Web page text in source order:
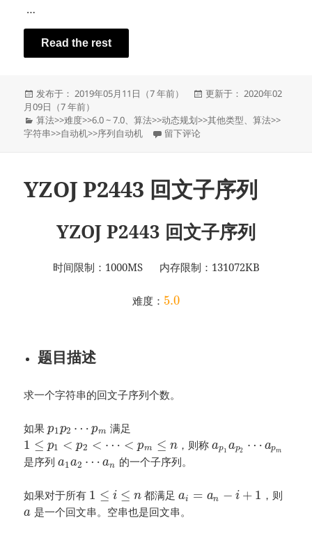
…
Read the rest
发
布
于
发布于： 2019年05月11日（7 年前）
发
于
更新于： 2020年02
月09日（7 年前）
分
类
算法>>难度>>6.0 ~ 7.0、算法>>动态规划>>其他类型、算法>>
字符串>>自动机>>序列自动机 于YZOJ P2049 [FJOI2013]相似基因
留下评论
YZOJ P2443 回文子序列
YZOJ P2443 回文子序列
时间限制：1000MS 内存限制：131072KB
难度： 5.0
题目描述
求一个字符串的回文子序列个数。
如果p1p2 ⋯ pm 满足
1 ≤ p1 < p2 < ⋯ < pm ≤ n ，则称ap1 ap2 ⋯ apm
是序列a1a2 ⋯ an 的一个子序列。
如果对于所有 1 ≤ i ≤ n 都满足ai = an − i + 1 ，则
a 是一个回文串。空串也是回文串。